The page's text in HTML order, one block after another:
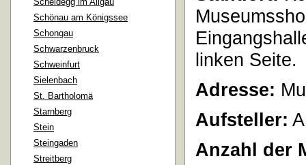
Schönau am Königssee
Schongau
Schwarzenbruck
Schweinfurt
Sielenbach
St. Bartholomä
Starnberg
Stein
Steingaden
Streitberg
linken Seite.
Adresse:
Aufsteller:
Anzahl der